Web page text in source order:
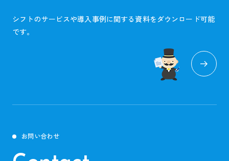
シフトのサービスや導入事例に関する資料をダウンロード可能
です。
お問い合わせ